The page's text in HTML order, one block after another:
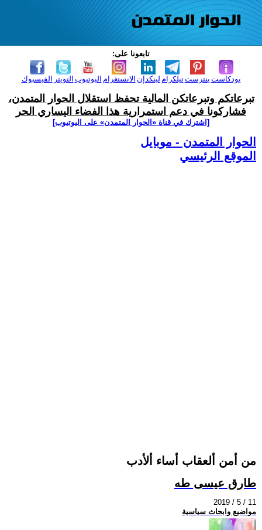
تابعونا على:
الفيسبوك التويتر اليوتيوب الانستغرام لينكدإن تيلكرامبنترست بودكاست
تبرعاتكم وتبرعاتكن المالية تحفظ استقلال الحوار المتمدن،
فشاركونا في دعم استمرارية هذا الفضاء اليساري الحر
[اشترك في قناة ‫«الحوار المتمدن» على اليوتيوب]
الحوار المتمدن - موبايل
الموقع الرئيسي
من أمن ألعقاب أساء ألأدب
طارق عيسى طه
2019 / 5 / 11
مواضيع وابحاث سياسية